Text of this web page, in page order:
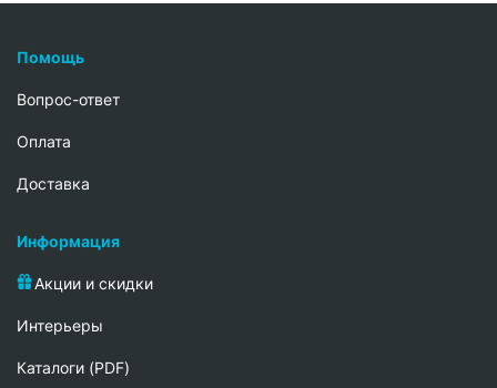
Помощь
Вопрос-ответ
Oплата
Доставка
Информация
Акции и скидки
Интерьеры
Каталоги (PDF)